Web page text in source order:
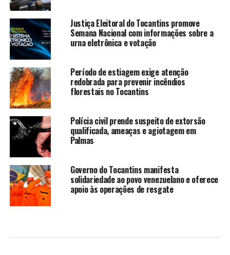
Justiça Eleitoral do Tocantins promove
Semana Nacional com informações sobre a
urna eletrônica e votação
Período de estiagem exige atenção
redobrada para prevenir incêndios
florestais no Tocantins
Polícia civil prende suspeito de extorsão
qualificada, ameaças e agiotagem em
Palmas
Governo do Tocantins manifesta
solidariedade ao povo venezuelano e oferece
apoio às operações de resgate